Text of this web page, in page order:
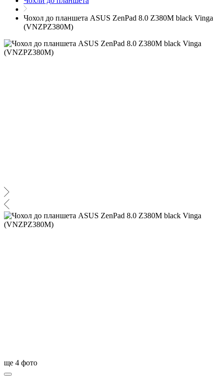
Чохол до планшета ASUS ZenPad 8.0 Z380M black Vinga
(VNZPZ380M)
ще 4 фото